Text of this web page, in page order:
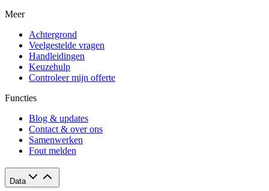
Meer
Achtergrond
Veelgestelde vragen
Handleidingen
Keuzehulp
Controleer mijn offerte
Functies
Blog & updates
Contact & over ons
Samenwerken
Fout melden
Data